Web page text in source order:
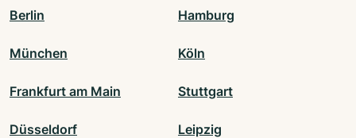
Berlin Hamburg
München Köln
Frankfurt am Main Stuttgart
Düsseldorf Leipzig